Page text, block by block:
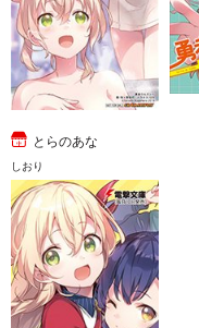
とらのあな
しおり